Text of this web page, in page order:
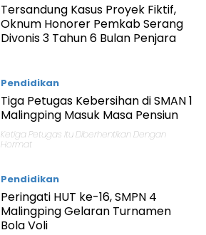
Tersandung Kasus Proyek Fiktif,
Oknum Honorer Pemkab Serang
Divonis 3 Tahun 6 Bulan Penjara
Pendidikan
Tiga Petugas Kebersihan di SMAN 1
Malingping Masuk Masa Pensiun
Ketiga Petugas Itu Diberhentikan Dengan
Hormat
Pendidikan
Peringati HUT ke-16, SMPN 4
Malingping Gelaran Turnamen
Bola Voli